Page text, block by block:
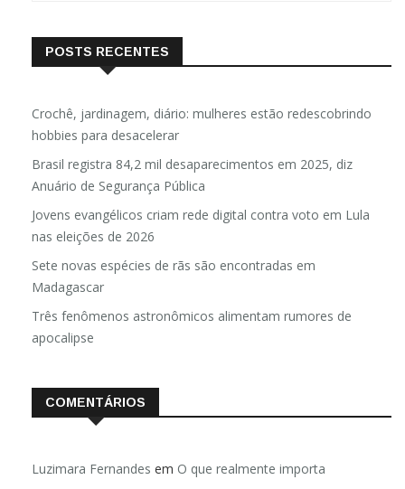
POSTS RECENTES
Crochê, jardinagem, diário: mulheres estão redescobrindo
hobbies para desacelerar
Brasil registra 84,2 mil desaparecimentos em 2025, diz
Anuário de Segurança Pública
Jovens evangélicos criam rede digital contra voto em Lula
nas eleições de 2026
Sete novas espécies de rãs são encontradas em
Madagascar
Três fenômenos astronômicos alimentam rumores de
apocalipse
COMENTÁRIOS
Luzimara Fernandes em O que realmente importa